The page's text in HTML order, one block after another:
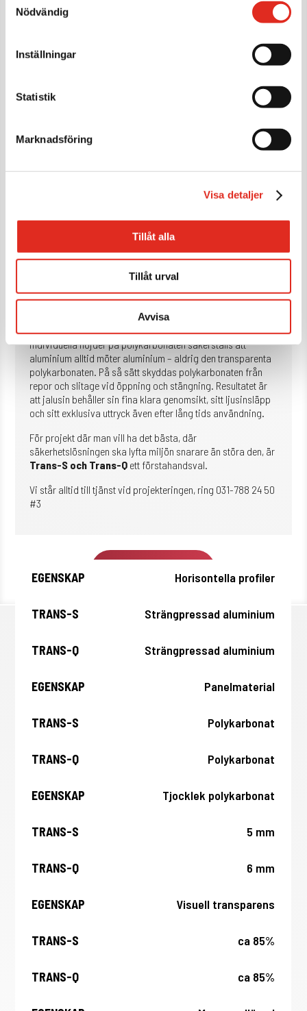
Nödvändig
Inställningar
Statistik
Marknadsföring
Visa detaljer
Tillåt alla
Tillåt urval
Avvisa
Transparenta jalusier Trans-S /
Trans-Q
är transparenta rulljalusier i absolut
premiumklass – framtagna för miljöer där säkerhet, estetik
skapas ett skydd som
är starkt när det behövs, men diskret och nästan osynligt i
polykarbonatpaneler och genomarbetade aluminiumprofiler
visuellt motiverad. Här handlar det inte om en traditionell
arkitektonisk säkerhetslösning för butiker, showroom,
gallerior, entréer, restauranger och andra publika miljöer
där uttrycket är lika viktigt som funktionen, även när det är
stängt.
Det unika medTrans-S och Trans-Qär den höga
transparensen i kombination med den precisa
uppbyggnaden. Vid upprullning är konstruktionen
genomtänkt in i minsta detalj. Genom anpassade
individuella höjder på polykarbonaten säkerställs att
aluminium alltid möter aluminium – aldrig den transparenta
polykarbonaten. På så sätt skyddas polykarbonaten från
repor och slitage vid öppning och stängning. Resultatet är
att jalusin behåller sin fina klara genomsikt, sitt ljusinsläpp
och sitt exklusiva uttryck även efter lång tids användning.
För projekt där man vill ha det bästa, där
säkerhetslösningen ska lyfta miljön snarare än störa den, är
Trans-S och Trans-Qett förstahandsval.
Vi står alltid till tjänst vid projekteringen, ring 031-788 24 50
#3
Egenskap
Trans-
Horisontella profiler
Strängpressad aluminium
Strängpressad aluminium
Panelmaterial
Polykarbonat
Polykarbonat
Tjocklek polykarbonat
5 mm
6 mm
Visuell transparens
ca 85%
ca 85%